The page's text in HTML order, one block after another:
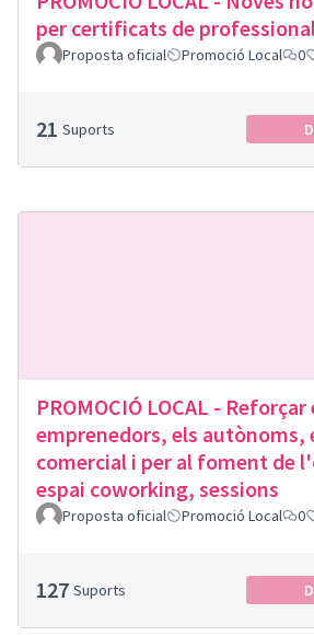
per certificats de
Proposta oficial Promoció Local 0
21 Suports
PROMOCIÓ LOCAL -
emprenedors, els autònoms,
comercial i per al foment de
espai coworking, sessions
Proposta oficial Promoció Local 0
127 Suports